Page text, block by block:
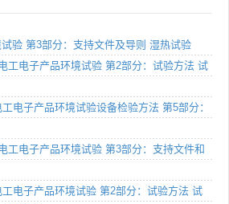
验 第3部分：支持文件及导则 湿热试验
工电子产品环境试验 第2部分：试验方法 试
电子产品环境试验设备检验方法 第5部分：
工电子产品环境试验 第3部分：支持文件和
电子产品环境试验 第2部分：试验方法 试